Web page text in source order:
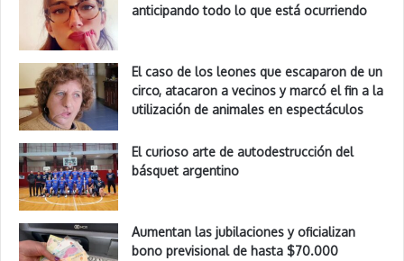
anticipando todo lo que está ocurriendo
El caso de los leones que escaparon de un
circo, atacaron a vecinos y marcó el fin a la
utilización de animales en espectáculos
El curioso arte de autodestrucción del
básquet argentino
Aumentan las jubilaciones y oficializan
bono previsional de hasta $70.000